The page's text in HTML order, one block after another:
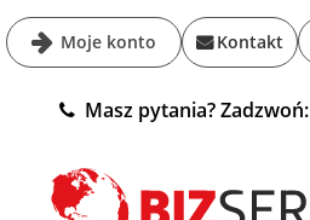
Moje konto Kontakt
Masz pytania? Zadzwoń: